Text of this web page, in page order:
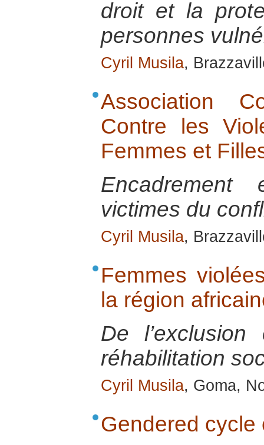
droit et la
personnes
Cyril Musila,
Association
Contre les
Femmes et
victimes du
Cyril Musila,
Femmes
la région
De
réhabilitation
Cyril Musila, Goma,
Gendered cycle